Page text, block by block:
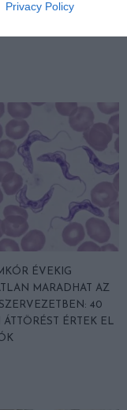
Privacy Policy
ÉVEKIG
MARADHAT AZ
40
ÁTTÖRÉST ÉRTEK EL